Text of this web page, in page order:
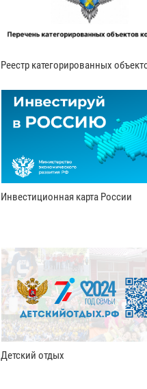
Реестр категорированных
Инвестиционная карта России
Детский отдых